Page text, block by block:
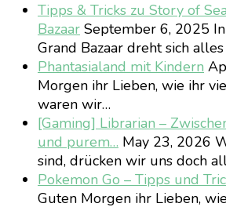
Tipps & Tricks zu Story of
Bazaar September 6, 2025
Grand Bazaar dreht sich
Phantasialand mit Kindern
Morgen ihr Lieben, wie ihr
waren wir…
[Gaming] Librarian –
und purem… May 23, 2026
sind, drücken wir uns doch
Pokemon Go – Tipps und
Guten Morgen ihr Lieben,